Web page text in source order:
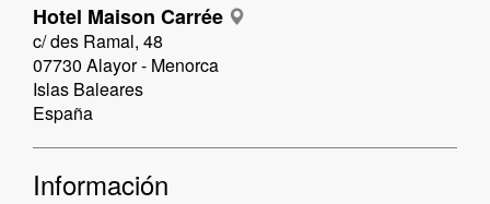
Hotel Maison Carrée
c/ des Ramal, 48
07730 Alayor - Menorca
Islas Baleares
España
Información